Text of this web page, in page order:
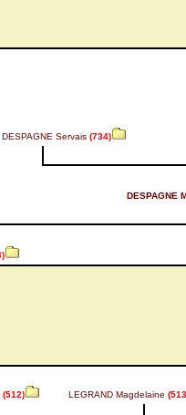
DESPAGNE Servais (734)
DESPAGNE
(512) LEGRAND Magdelaine